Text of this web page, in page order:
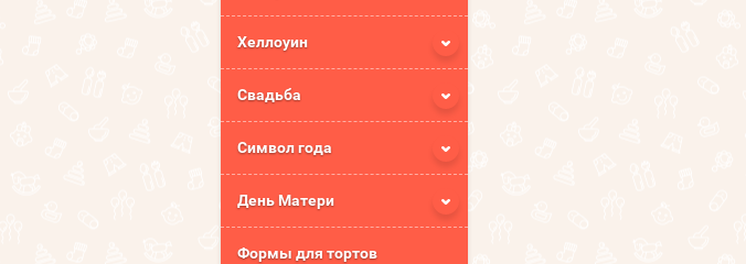
Хеллоуин
Свадьба
Символ года
День Матери
Формы для тортов